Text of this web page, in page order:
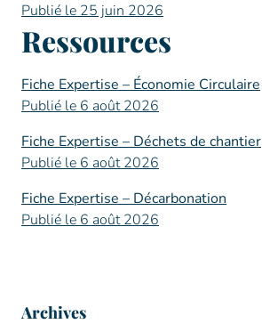
Publié le 25 juin 2026
Ressources
Fiche Expertise – Économie Circulaire
Publié le 6 août 2026
Fiche Expertise – Déchets de chantier
Publié le 6 août 2026
Fiche Expertise – Décarbonation
Publié le 6 août 2026
Archives